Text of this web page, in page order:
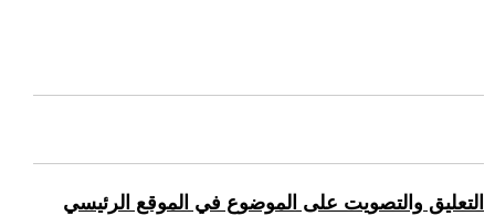
التعليق والتصويت على الموضوع في الموقع الرئيسي